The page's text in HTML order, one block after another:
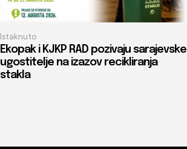
Istaknuto
Ekopak i KJKP RAD pozivaju sarajevske
ugostitelje na izazov recikliranja
stakla